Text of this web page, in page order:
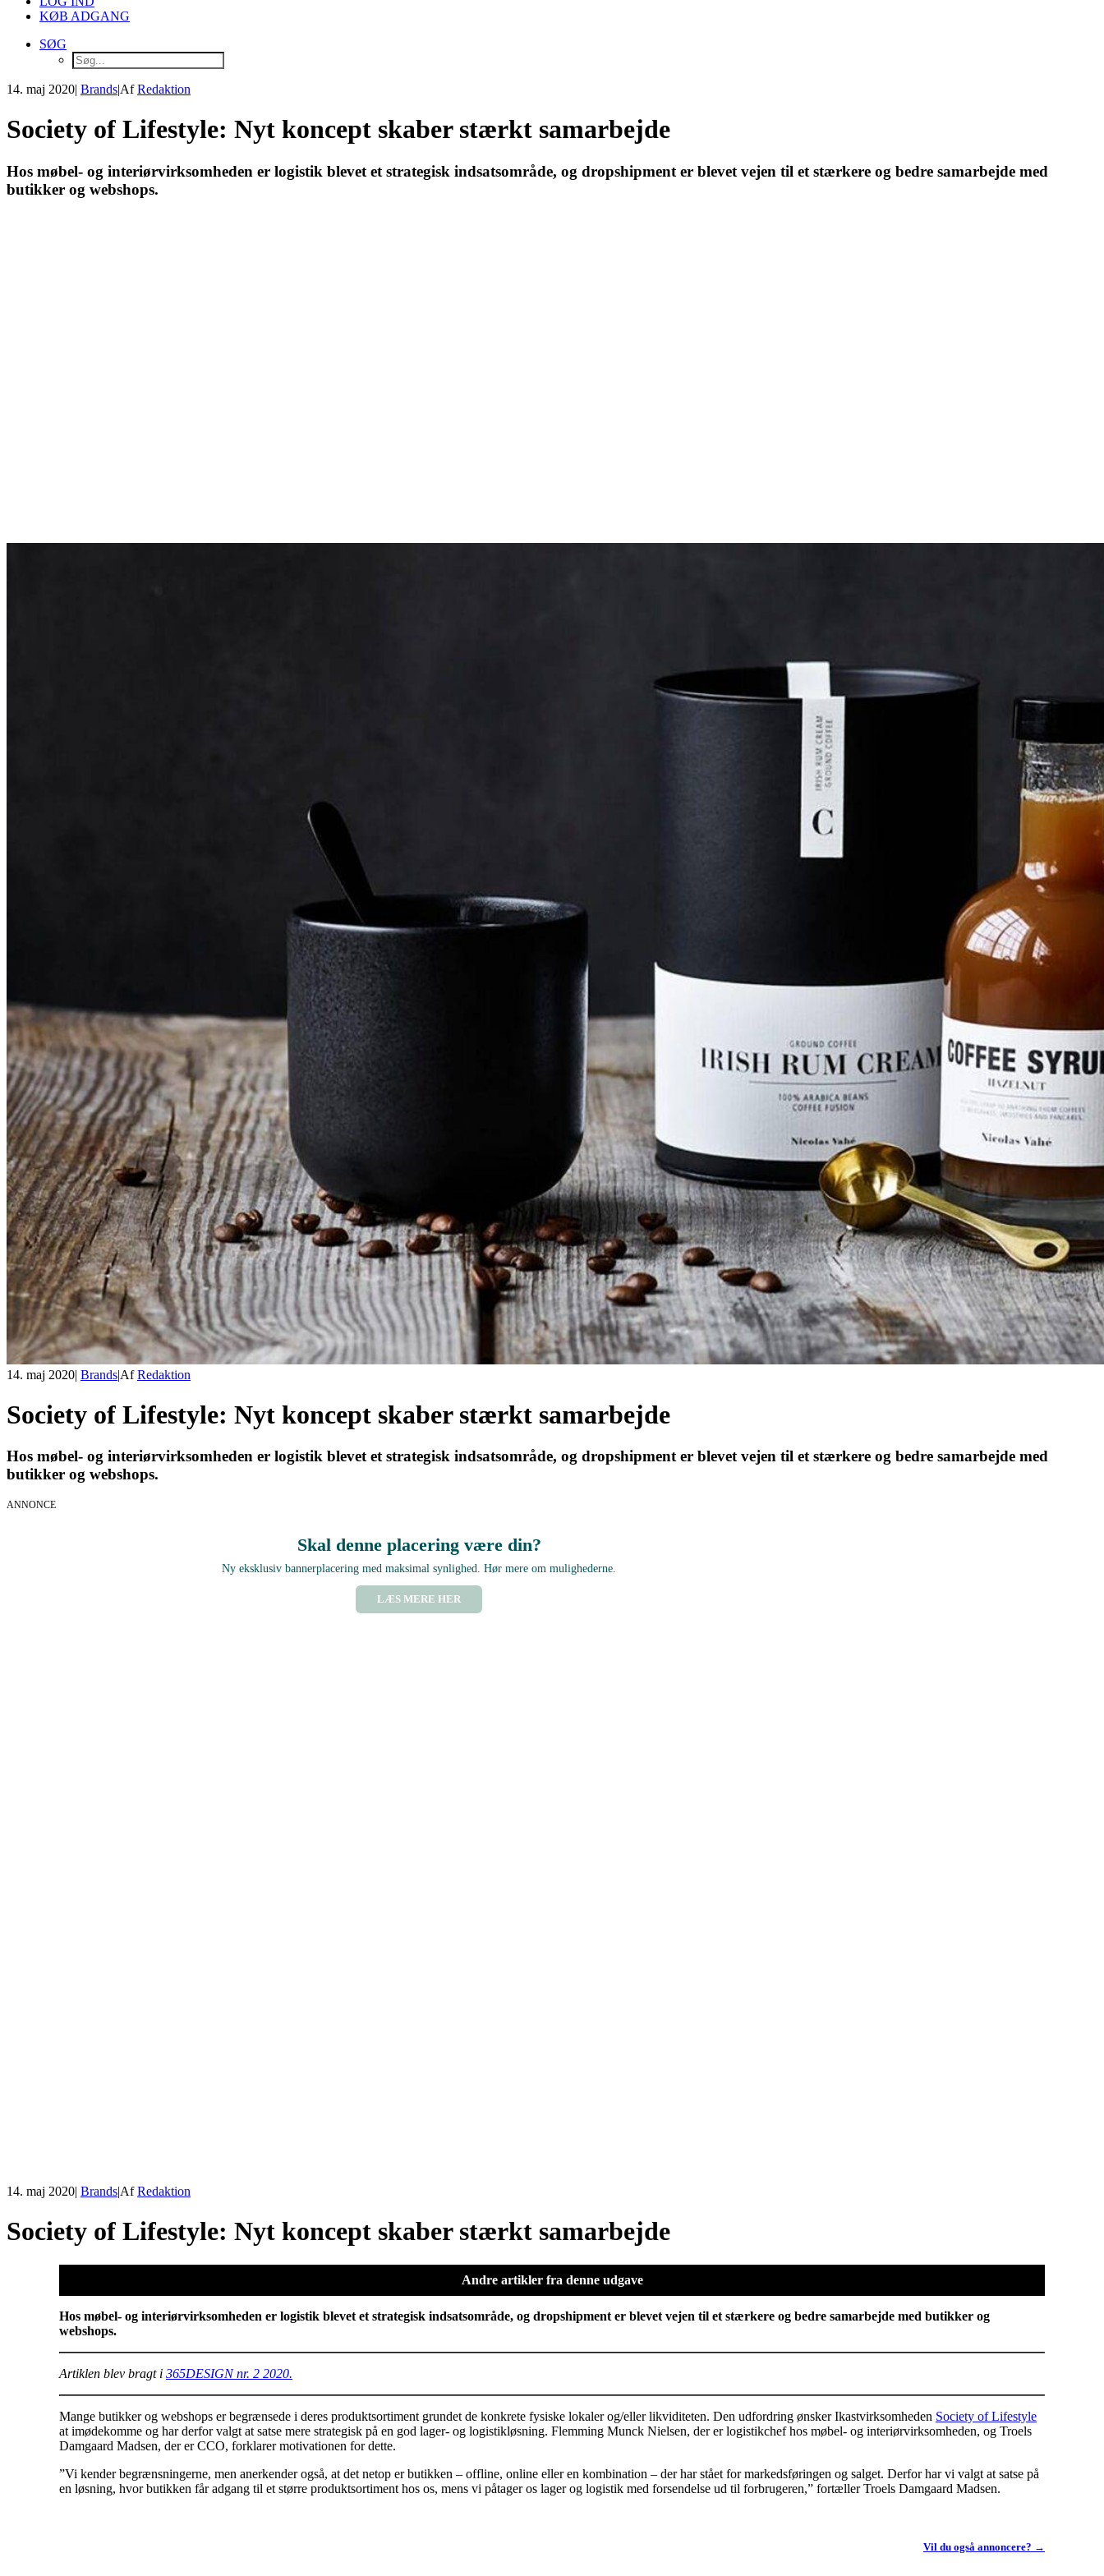
KØB ADGANG
SØG
14. maj 2020| Brands|AfRedaktion
Society of Lifestyle: Nyt koncept skaber stærkt samarbejde
Hos møbel- og interiørvirksomheden er logistik blevet et strategisk indsatsområde, og dropshipment er blevet vejen til et stærkere og bedre samarbejde med
butikker og webshops.
14. maj 2020| Brands|AfRedaktion
Society of Lifestyle: Nyt koncept skaber stærkt samarbejde
Hos møbel- og interiørvirksomheden er logistik blevet et strategisk indsatsområde, og dropshipment er blevet vejen til et stærkere og bedre samarbejde med
butikker og webshops.
ANNONCE
Skal denne placering være din?
Ny eksklusiv bannerplacering med maksimal synlighed. Hør mere om mulighederne.
LÆS MERE HER
14. maj 2020| Brands|AfRedaktion
Society of Lifestyle: Nyt koncept skaber stærkt samarbejde
Andre artikler fra denne udgave
Hos møbel- og interiørvirksomheden er logistik blevet et strategisk indsatsområde, og dropshipment er blevet vejen til et stærkere og bedre samarbejde med butikker og
webshops.
Artiklen blev bragt i 365DESIGN nr. 2 2020.
Mange butikker og webshops er begrænsede i deres produktsortiment grundet de konkrete fysiske lokaler og/eller likviditeten. Den udfordring ønsker Ikastvirksomheden Society of Lifestyle
at imødekomme og har derfor valgt at satse mere strategisk på en god lager- og logistikløsning. Flemming Munck Nielsen, der er logistikchef hos møbel- og interiørvirksomheden, og Troels
Damgaard Madsen, der er CCO, forklarer motivationen for dette.
”Vi kender begrænsningerne, men anerkender også, at det netop er butikken – offline, online eller en kombination – der har stået for markedsføringen og salget. Derfor har vi valgt at satse på
en løsning, hvor butikken får adgang til et større produktsortiment hos os, mens vi påtager os lager og logistik med forsendelse ud til forbrugeren,” fortæller Troels Damgaard Madsen.
Vil du også annoncere? →